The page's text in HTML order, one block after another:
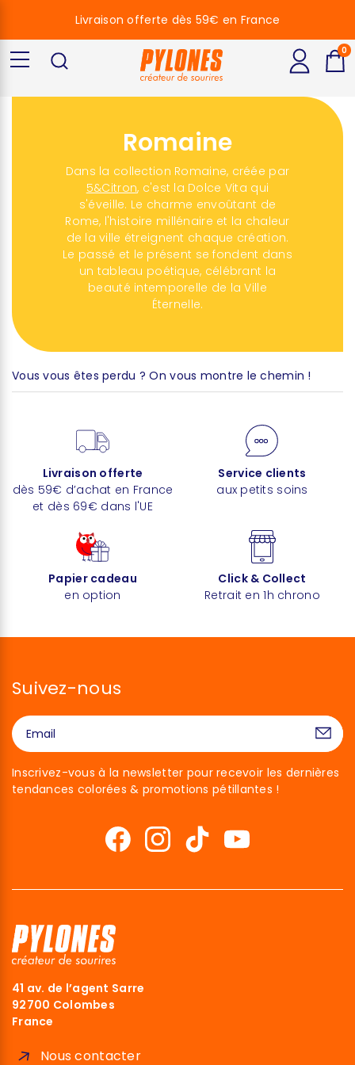
Romaine
Dans la collection Romaine, créée par
5&Citron, c'est la Dolce Vita qui
s'éveille. Le charme envoûtant de
Rome, l'histoire millénaire et la chaleur
de la ville étreignent chaque création.
Le passé et le présent se fondent dans
un tableau poétique, célébrant la
beauté intemporelle de la Ville
Éternelle.
Vous vous êtes perdu ? On vous montre le chemin !
Livraison offerte
dès 59€ d’achat en France
et dès 69€ dans l'UE
Service clients
aux petits soins
Papier cadeau
en option
Click & Collect
Retrait en 1h chrono
Suivez-nous
Inscrivez-vous à la newsletter pour recevoir les dernières
tendances colorées & promotions pétillantes !
41 av. de l’agent Sarre
92700 Colombes
France
Nous contacter
Livraison offerte dès 59€ en France
0